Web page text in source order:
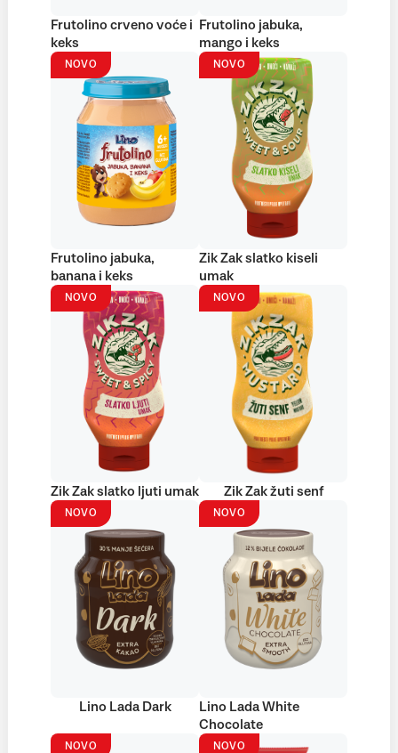
Frutolino crveno voće i
keks
Frutolino jabuka,
mango i keks
NOVO
Frutolino jabuka,
banana i keks
NOVO
Zik Zak slatko kiseli
umak
NOVO
Zik Zak slatko ljuti umak
NOVO
Zik Zak žuti senf
NOVO
Lino Lada Dark
NOVO
Lino Lada White
Chocolate
NOVO NOVO